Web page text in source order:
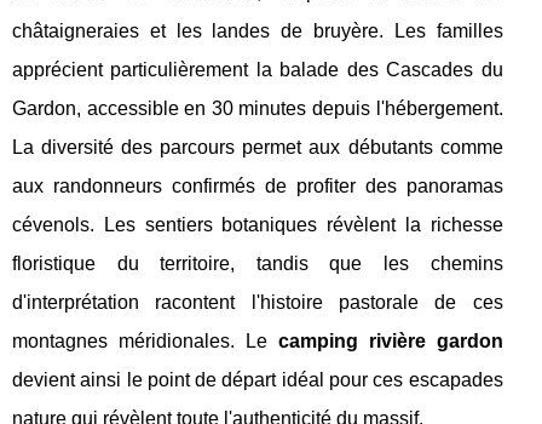
châtaigneraies et les landes de bruyère. Les familles
apprécient particulièrement la balade des Cascades du
Gardon, accessible en 30 minutes depuis l'hébergement.
La diversité des parcours permet aux débutants comme
aux randonneurs confirmés de profiter des panoramas
cévenols. Les sentiers botaniques révèlent la richesse
floristique du territoire, tandis que les chemins
d'interprétation racontent l'histoire pastorale de ces
montagnes méridionales. Le camping rivière gardon
devient ainsi le point de départ idéal pour ces escapades
nature qui révèlent toute l'authenticité du massif.